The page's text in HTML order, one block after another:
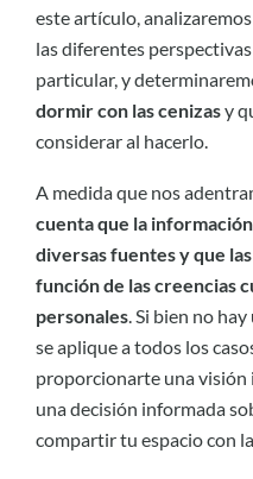
este artículo,
las diferentes
particular, y
dormir con las cenizasy
considerar al hacerlo.
A medida que nos
cuenta que la
diversas fuentes y que
función de las creencias
personales . Si bien no
se aplique a todos los
proporcionarte una visión
una decisión informada
compartir tu espacio con